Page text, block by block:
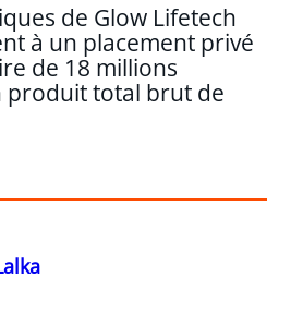
de Glow Lifetech
à un placement privé
de 18 millions
produit total brut de